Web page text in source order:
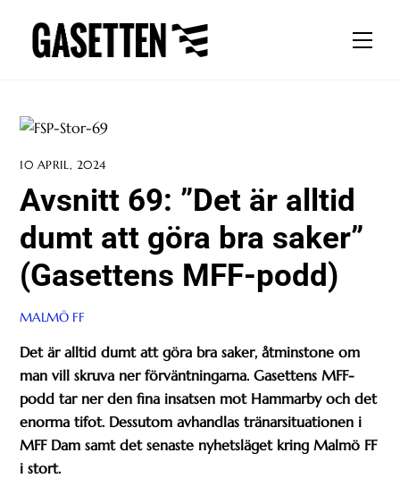
content
10 APRIL, 2024
Avsnitt 69: ”Det är alltid
dumt att göra bra saker”
(Gasettens MFF-podd)
MALMÖ FF
Det är alltid dumt att göra bra saker, åtminstone om
man vill skruva ner förväntningarna. Gasettens MFF-
podd tar ner den fina insatsen mot Hammarby och det
enorma tifot. Dessutom avhandlas tränarsituationen i
MFF Dam samt det senaste nyhetsläget kring Malmö FF
i stort.